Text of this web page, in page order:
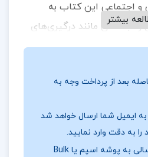
و اجتماعی این کتاب به
اجتماعی مانند درگیری‌های
آن‌ها بر کودکان و چالش‌های
می‌پردازد. این موضوعات
تأمل‌برانگیز و آموزنده باشند
های بیشتر همراه
ذهن علی ولایی
بیشتر
بعد از پرداخت وجه به
ایمیل شما ارسال خواهد شد
به دقت وارد نمایید.
ممکن است ایمیل ارسالی به پوشه اسپم یا Bulk